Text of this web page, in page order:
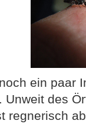
ein paar
Unweit des
regnerisch